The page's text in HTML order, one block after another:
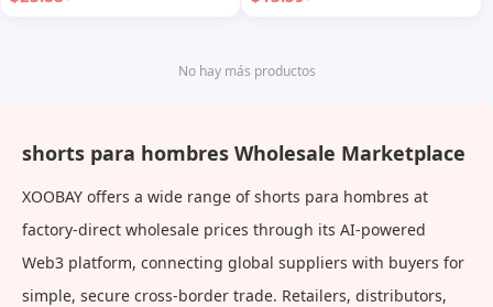
No hay más productos
shorts para hombres Wholesale Marketplace
XOOBAY offers a wide range of shorts para hombres at
factory-direct wholesale prices through its AI-powered
Web3 platform, connecting global suppliers with buyers for
simple, secure cross-border trade. Retailers, distributors,